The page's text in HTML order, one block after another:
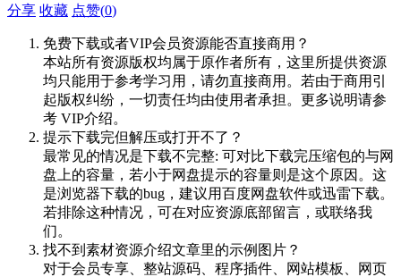
分享 收藏 点赞(0)
免费下载或者VIP会员资源能否直接商用？
本站所有资源版权均属于原作者所有，这里所提供资源
均只能用于参考学习用，请勿直接商用。若由于商用引
起版权纠纷，一切责任均由使用者承担。更多说明请参
考 VIP介绍。
提示下载完但解压或打开不了？
最常见的情况是下载不完整: 可对比下载完压缩包的与网
盘上的容量，若小于网盘提示的容量则是这个原因。这
是浏览器下载的bug，建议用百度网盘软件或迅雷下载。
若排除这种情况，可在对应资源底部留言，或联络我
们。
找不到素材资源介绍文章里的示例图片？
对于会员专享、整站源码、程序插件、网站模板、网页